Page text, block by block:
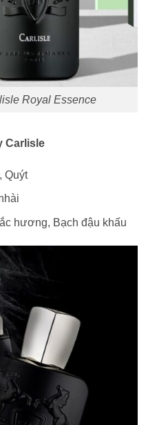
Royal Essence
Carlisle
Quýt
hương, Bạch đậu khấu